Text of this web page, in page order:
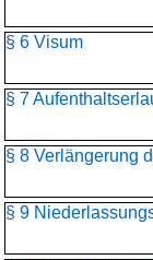
§ 6 Visum
§ 7
§ 8 Verlängerung
§ 9